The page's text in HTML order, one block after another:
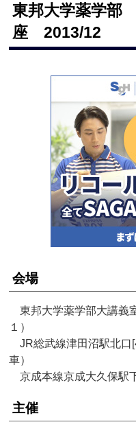
東邦大学薬学部
座 2013/12
会場
東邦大学薬学部大講義
１）
JR総武線津田沼駅北口
車）
京成本線京成大久保駅
主催